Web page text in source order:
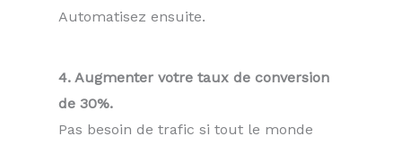
Automatisez ensuite.
4. Augmenter votre taux de conversion
de 30%.
Pas besoin de trafic si tout le monde